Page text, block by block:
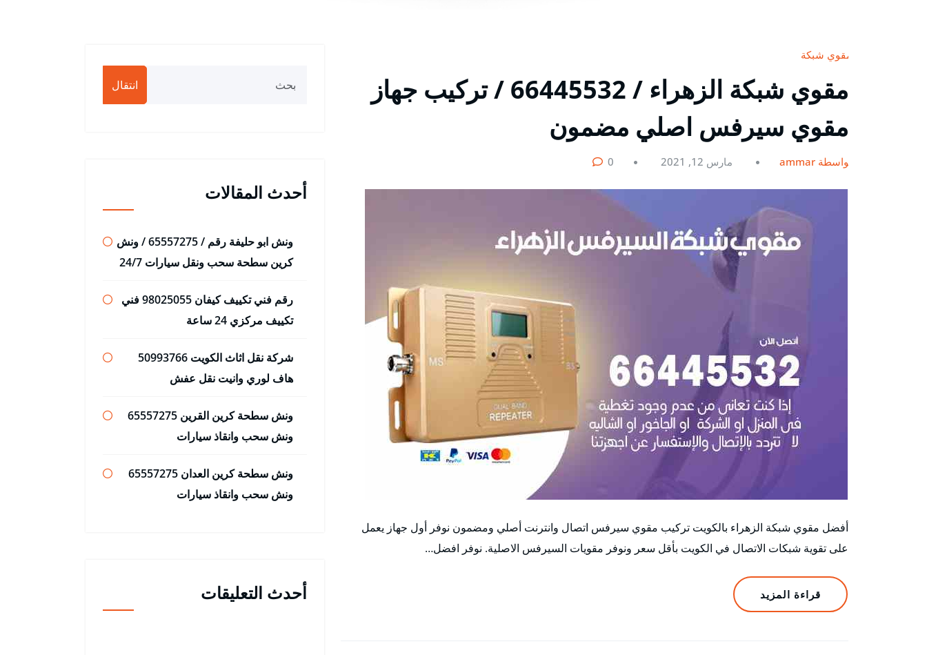
مقوي شبكة
مقوي شبكة الزهراء / 66445532 / تركيب جهاز
مقوي سيرفس اصلي مضمون
بواسطة ammar مارس 12, 2021 0
أفضل مقوي شبكة الزهراء بالكويت تركيب مقوي سيرفس اتصال وانترنت أصلي ومضمون نوفر أول جهاز يعمل
على تقوية شبكات الاتصال في الكويت بأقل سعر ونوفر مقويات السيرفس الاصلية. نوفر افضل…
قراءة المزيد
انتقال
أحدث المقالات
ونش ابو حليفة رقم / 65557275 / ونش
كرين سطحة سحب ونقل سيارات 24/7
رقم فني تكييف كيفان 98025055 فني
تكييف مركزي 24 ساعة
شركة نقل اثاث الكويت 50993766
هاف لوري وانيت نقل عفش
ونش سطحة كرين القرين 65557275
ونش سحب وانقاذ سيارات
ونش سطحة كرين العدان 65557275
ونش سحب وانقاذ سيارات
أحدث التعليقات